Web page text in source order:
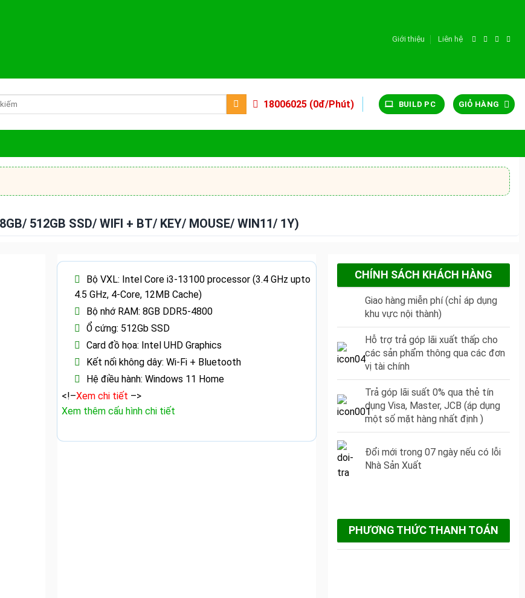
Giới thiệu Liên hệ
18006025 (0đ/Phút) BUILD PC GIỎ HÀNG
512GB SSD/ WIFI + BT/ KEY/ MOUSE/ WIN11/ 1Y)
Bộ VXL: Intel Core i3-13100 processor (3.4 GHz upto
4.5 GHz, 4-Core, 12MB Cache)
Bộ nhớ RAM: 8GB DDR5-4800
Ổ cứng: 512Gb SSD
Card đồ họa: Intel UHD Graphics
Kết nối không dây: Wi-Fi + Bluetooth
Hệ điều hành: Windows 11 Home
<!–Xem chi tiết –>
Xem thêm cấu hình chi tiết
CHÍNH SÁCH KHÁCH HÀNG
Giao hàng miễn phí (chỉ áp dụng
khu vực nội thành)
Hỗ trợ trả góp lãi xuất thấp cho
các sản phẩm thông qua các đơn
vị tài chính
Trả góp lãi suất 0% qua thẻ tín
dụng Visa, Master, JCB (áp dụng
một số mặt hàng nhất định )
Đổi mới trong 07 ngày nếu có lỗi
Nhà Sản Xuất
PHƯƠNG THỨC THANH TOÁN